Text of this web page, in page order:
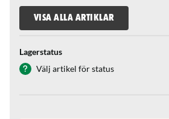
VISA ALLA ARTIKLAR
Lagerstatus
Välj artikel för status